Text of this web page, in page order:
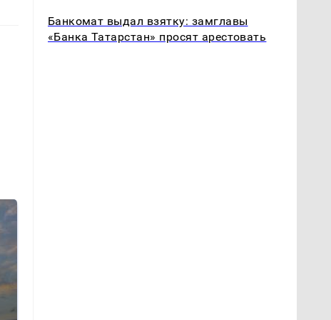
Банкомат выдал взятку: замглавы
«Банка Татарстан» просят арестовать